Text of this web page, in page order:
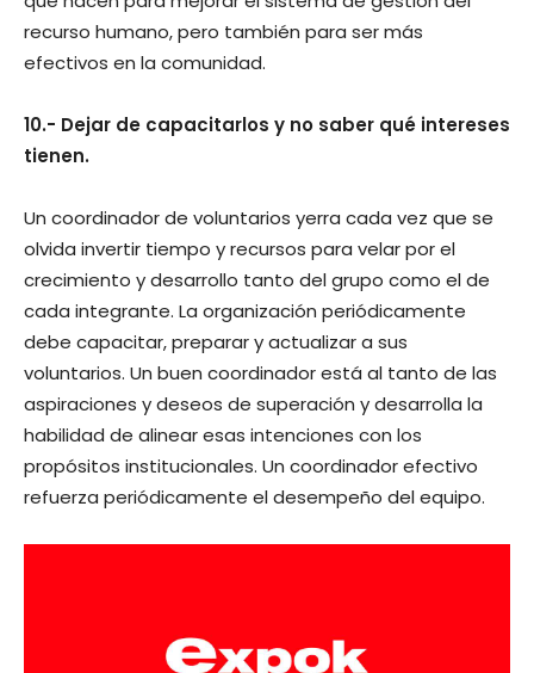
recurso humano, pero también para ser más
efectivos en la comunidad.
10.- Dejar de capacitarlos y no saber qué intereses
tienen.
Un coordinador de voluntarios yerra cada vez que se
olvida invertir tiempo y recursos para velar por el
crecimiento y desarrollo tanto del grupo como el de
cada integrante. La organización periódicamente
debe capacitar, preparar y actualizar a sus
voluntarios. Un buen coordinador está al tanto de las
aspiraciones y deseos de superación y desarrolla la
habilidad de alinear esas intenciones con los
propósitos institucionales. Un coordinador efectivo
refuerza periódicamente el desempeño del equipo.